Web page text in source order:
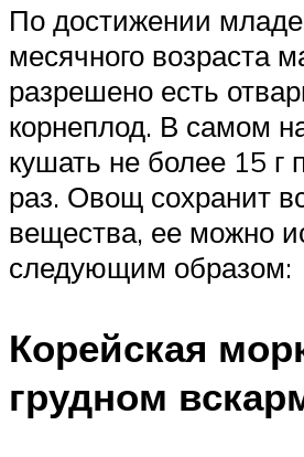
По достижении
месячного возраста
разрешено есть
корнеплод. В самом
кушать не более 15 г
раз. Овощ сохранит
вещества, ее можно
следующим образом:
Корейская
грудном